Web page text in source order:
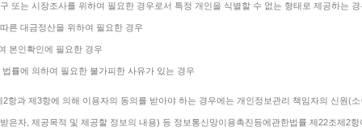
또는 시장조사를 위하여 필요한 경우로서 특정 개인을 식별할 수 없는 형태로 제공하는 경
른 대금정산을 위하여 필요한 경우
본인확인에 필요한 경우
률에 의하여 필요한 불가피한 사유가 있는 경우
항과 제3항에 의해 이용자의 동의를 받아야 하는 경우에는 개인정보관리 책임자의 신원(
은자, 제공목적 및 제공할 정보의 내용) 등 정보통신망이용촉진등에관한법률 제22조제2